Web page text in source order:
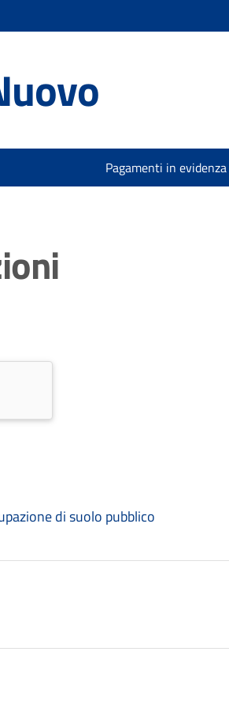
Pagamenti in evidenza
di suolo pubblico